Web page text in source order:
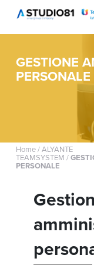
GESTIONE
PERSONALE
Home/ALYANTE
TEAMSYSTEM /
PERSONALE